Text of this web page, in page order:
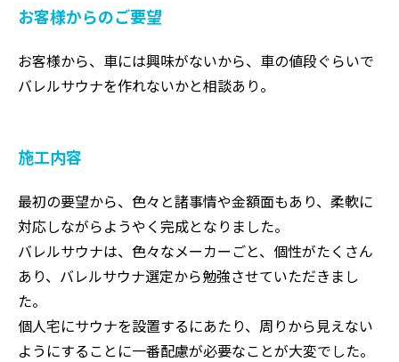
お客様からのご要望
お客様から、車には興味がないから、車の値段ぐらいで
バレルサウナを作れないかと相談あり。
施工内容
最初の要望から、色々と諸事情や金額面もあり、柔軟に
対応しながらようやく完成となりました。
バレルサウナは、色々なメーカーごと、個性がたくさん
あり、バレルサウナ選定から勉強させていただきまし
た。
個人宅にサウナを設置するにあたり、周りから見えない
ようにすることに一番配慮が必要なことが大変でした。